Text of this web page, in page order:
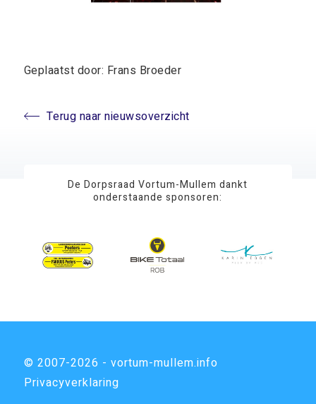
Geplaatst door: Frans Broeder
Terug naar nieuwsoverzicht
De Dorpsraad Vortum-Mullem dankt
onderstaande sponsoren:
© 2007-2026 - vortum-mullem.info
Privacyverklaring